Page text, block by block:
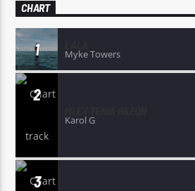
CHART
1 Myke Towers
2
Karol G
3